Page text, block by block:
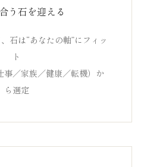
う石を迎える
石は“あなたの軸”にフィッ
ト
事／家族／健康／転機）か
ら選定